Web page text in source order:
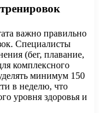
важно правильно
Специалисты
(бег, плавание,
комплексного
минимум 150
в неделю, что
уровня здоровья и